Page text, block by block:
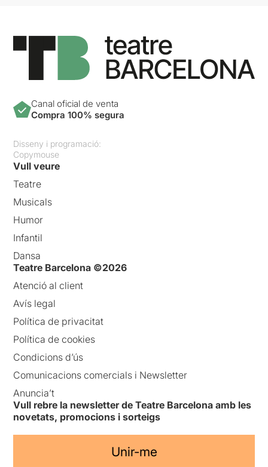
Canal oficial de venta
Compra 100% segura
Disseny i programació:
Copymouse
Vull veure
Teatre
Musicals
Humor
Infantil
Dansa
Teatre Barcelona ©2026
Atenció al client
Avís legal
Política de privacitat
Política de cookies
Condicions d’ús
Comunicacions comercials i Newsletter
Anuncia’t
Vull rebre la newsletter de Teatre Barcelona amb les
novetats, promocions i sorteigs
Unir-me